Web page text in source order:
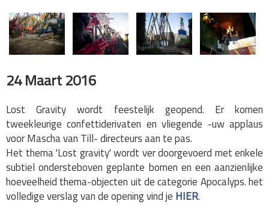
24 Maart 2016
Lost Gravity wordt feestelijk geopend. Er komen
tweekleurige confettiderivaten en vliegende -uw applaus
voor Mascha van Till- directeurs aan te pas.
Het thema 'Lost gravity' wordt ver doorgevoerd met enkele
subtiel ondersteboven geplante bomen en een aanzienlijke
hoeveelheid thema-objecten uit de categorie Apocalyps. het
volledige verslag van de opening vind je HIER.